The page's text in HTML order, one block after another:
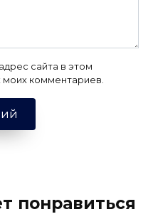
сайта в этом
комментариев.
понравиться